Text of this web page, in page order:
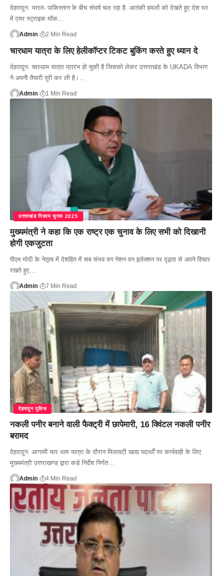
देहरादून. भारत- पाकिस्तान के बीच संघर्ष चल रहा है. आतंकी हमलों को देखते हुए देश भर
में एयर स्ट्राइक मॉक…
Admin 2 Min Read
चारधाम यात्रा के लिए हेलीकॉप्टर टिकट बुकिंग करते हुए ध्यान दे
देहरादून. चारधाम यात्रा प्रारंभ हो चुकी है जिसको लेकर उत्तराखंड के UKADA विभाग
ने अपनी तैयारी पूरी कर ली है।…
Admin 1 Min Read
उत्तराखंड निकाय चुनाव 2025
मुख्यमंत्री ने कहा कि एक राष्ट्र एक चुनाव के लिए सभी को दिखानी
होगी एकजुटता
पीएम मोदी के नेतृत्व में देशहित में सब संभव वन नेशन वन इलेक्शन पर दृढ़ता से अपने विचार
रखते हुए…
Admin 7 Min Read
देहरादून पुलिस
नकली पनीर बनाने वाली फैक्ट्री में छापेमारी, 16 क्विंटल नकली पनीर
बरामद
देहरादून. आगामी चार धाम यात्रा के दौरान मिलावटी खाद्य पदार्थों पर कार्यवाही के लिए
मुख्यमंत्री उत्तराखण्ड द्वारा कडे निर्देश निर्गत…
Admin 4 Min Read